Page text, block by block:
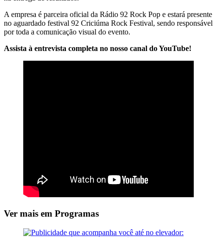
A empresa é parceira oficial da Rádio 92 Rock Pop e estará presente
no aguardado festival 92 Criciúma Rock Festival, sendo responsável
por toda a comunicação visual do evento.
Assista à entrevista completa no nosso canal do YouTube!
Ver mais em Programas